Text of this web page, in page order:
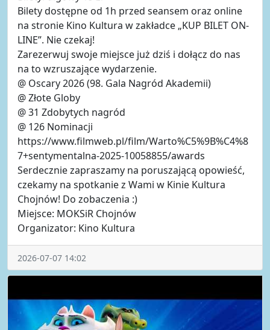
Bilety dostępne od 1h przed seansem oraz online
na stronie Kino Kultura w zakładce „KUP BILET ON-
LINE”. Nie czekaj!
Zarezerwuj swoje miejsce już dziś i dołącz do nas
na to wzruszające wydarzenie.
@ Oscary 2026 (98. Gala Nagród Akademii)
@ Złote Globy
@ 31 Zdobytych nagród
@ 126 Nominacji
https://www.filmweb.pl/film/Warto%C5%9B%C4%8
7+sentymentalna-2025-10058855/awards
Serdecznie zapraszamy na poruszającą opowieść,
czekamy na spotkanie z Wami w Kinie Kultura
Chojnów! Do zobaczenia :)
Miejsce: MOKSiR Chojnów
Organizator: Kino Kultura
2026-07-07 14:02